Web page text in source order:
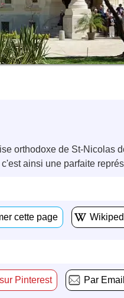
orthodoxe de St-Nicolas
ainsi une parfaite
cette page
Pinterest Par Email